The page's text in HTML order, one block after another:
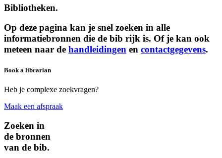
Bibliotheken.
Op deze pagina kan je snel zoeken in alle
informatiebronnen die de bib rijk is. Of je kan ook
meteen naar de handleidingen en contactgegevens.
Book a librarian
Heb je complexe zoekvragen?
Maak een afspraak
Zoeken in
de bronnen
van de bib.